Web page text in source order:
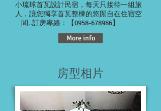
小琉球首瓦設計民宿，每天只接待一組旅
人，讓您獨享首瓦整棟的悠閒自在住宿空
間..訂房專線：【0958-678986】
More info
房型相片